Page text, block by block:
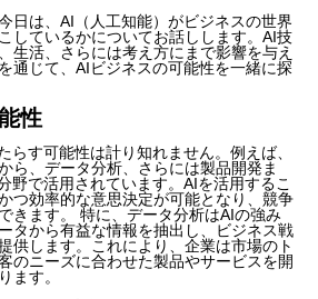
日は、AI（人工知能）がビジネスの世界
しているかについてお話しします。AI技
生活、さらには考え方にまで影響を与え
通じて、AIビジネスの可能性を一緒に探
性
らす可能性は計り知れません。例えば、
ら、データ分析、さらには製品開発ま
野で活用されています。AIを活用するこ
つ効率的な意思決定が可能となり、競争
きます。 特に、データ分析はAIの強み
タから有益な情報を抽出し、ビジネス戦
供します。これにより、企業は市場のト
のニーズに合わせた製品やサービスを開
ます。